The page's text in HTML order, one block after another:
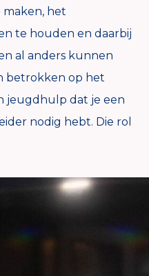
maken, het
te houden en daarbij
al anders kunnen
betrokken op het
jeugdhulp dat je een
nodig hebt. Die rol